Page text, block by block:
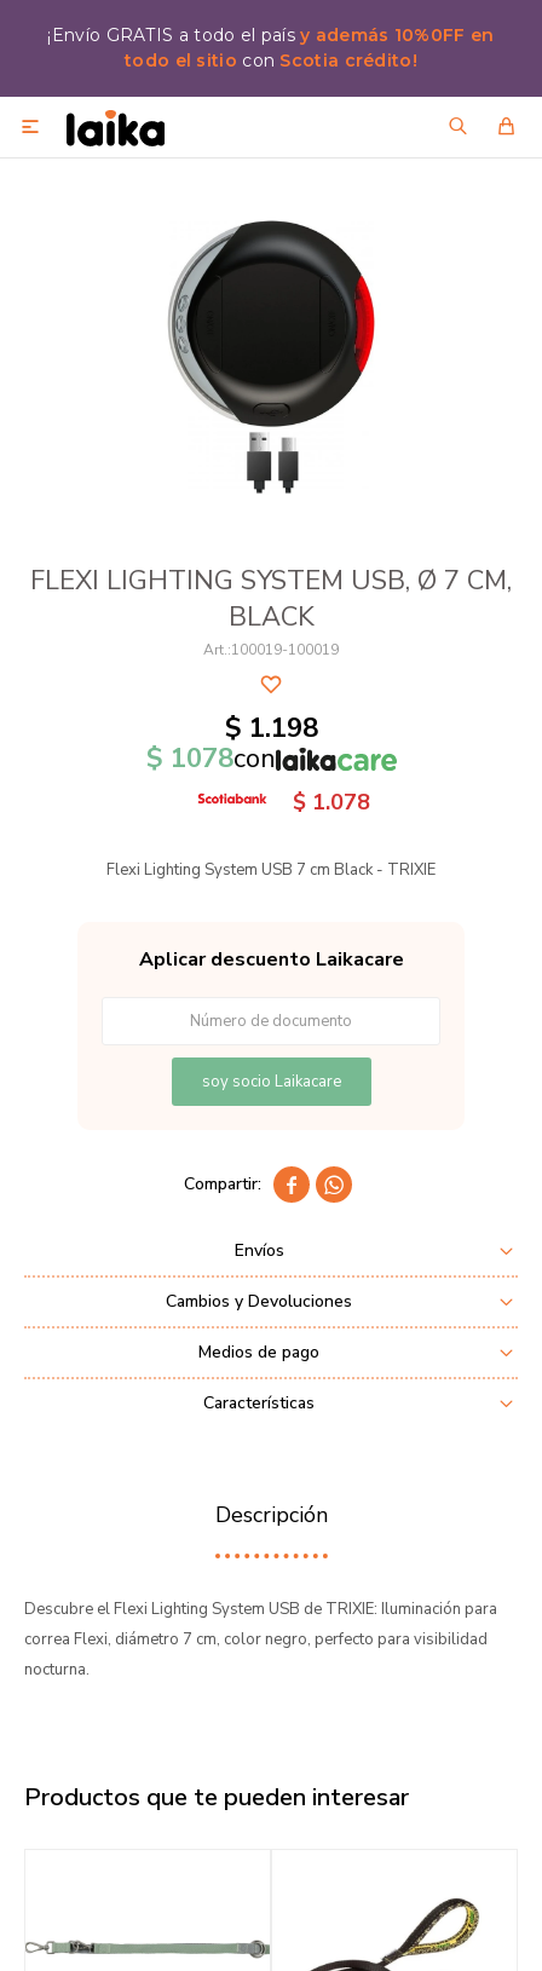
¡Envío GRATIS a todo el paísy además 10%0FF en
todo el sitio con Scotia crédito!

FLEXI LIGHTING SYSTEM USB, Ø 7 CM,
BLACK
100019-100019
$ 1.198
$ 1078con
$ 1.078
Flexi Lighting System USB 7 cm Black - TRIXIE
Aplicar descuento Laikacare
soy socio Laikacare
 
Envíos
Cambios y Devoluciones
Medios de pago
Características
Descripción
Descubre el Flexi Lighting System USB de TRIXIE: Iluminación para
correa Flexi, diámetro 7 cm, color negro, perfecto para visibilidad
nocturna.
Productos que te pueden interesar